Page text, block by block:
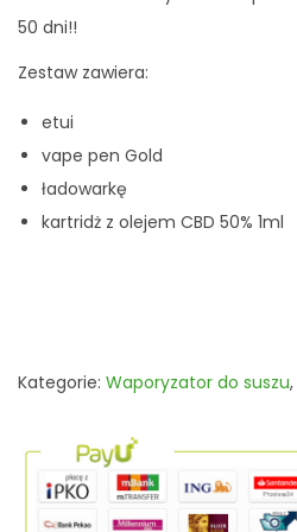
50 dni!!
Zestaw zawiera:
etui
vape pen Gold
ładowarkę
kartridż z olejem CBD 50% 1ml
Kategorie: Waporyzator do suszu,